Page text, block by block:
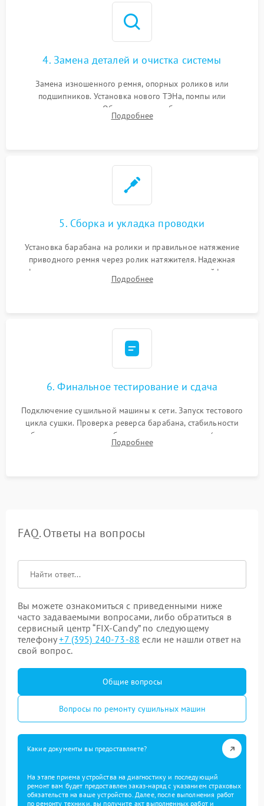
4. Замена деталей и очистка системы
Замена изношенного ремня, опорных роликов или
подшипников. Установка нового ТЭНа, помпы или
термодатчиков. Обязательная глубокая очистка
конденсатора, крыльчатки вентилятора и воздуховодов от
Подробнее
5. Сборка и укладка проводки
Установка барабана на ролики и правильное натяжение
приводного ремня через ролик натяжителя. Надежная
фиксация всех узлов, подключение клемм и шлейфов к
модулю управления. Монтаж корпусных панелей, люка и
Подробнее
6. Финальное тестирование и сдача
Подключение сушильной машины к сети. Запуск тестового
цикла сушки. Проверка реверса барабана, стабильности
набора температуры, работы дренажного насоса (откачка
конденсата) и отсутствия посторонних скрипов, стуков или
Подробнее
FAQ. Ответы на вопросы
Вы можете ознакомиться с приведенными ниже
часто задаваемыми вопросами, либо обратиться в
сервисный центр “FIX-Candy” по следующему
телефону+7 (395) 240-73-88 если не нашли ответ на
свой вопрос.
Общие вопросы
Вопросы по ремонту сушильных машин
Какие документы вы предоставляете?
На этапе приема устройства на диагностику и последующий
ремонт вам будет предоставлен заказ-наряд с указанием страховых
обязательств на ваше устройство. Далее, после выполнения работ
по ремонту техники, вы получите акт выполненных работ и